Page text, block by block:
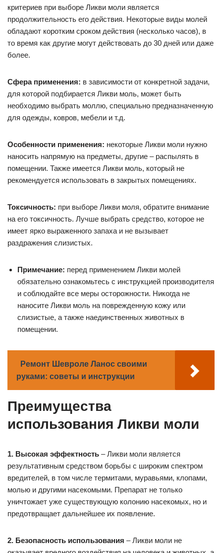
критериев при выборе Ликви моли является
продолжительность его действия. Некоторые виды молей
обладают коротким сроком действия (несколько часов), в
то время как другие могут действовать до 30 дней или даже
более.
Сфера применения: в зависимости от конкретной задачи,
для которой подбирается Ликви моль, может быть
необходимо выбрать моллю, специально предназначенную
для одежды, ковров, мебели и т.д.
Особенности применения: некоторые Ликви моли нужно
наносить напрямую на предметы, другие – распылять в
помещении. Также имеется Ликви моль, который не
рекомендуется использовать в закрытых помещениях.
Токсичность: при выборе Ликви моля, обратите внимание
на его токсичность. Лучше выбрать средство, которое не
имеет ярко выраженного запаха и не вызывает
раздражения слизистых.
Примечание: перед применением Ликви молей
обязательно ознакомьтесь с инструкцией производителя
и соблюдайте все меры осторожности. Никогда не
наносите Ликви моль на поврежденную кожу или
слизистые, а также наединственных животных в
помещении.
Ремонт Шевроле Ланос своими
руками: советы и инструкции
Преимущества
использования Ликви моли
1. Высокая эффектность – Ликви моли является
результативным средством борьбы с широким спектром
вредителей, в том числе термитами, муравьями, клопами,
молью и другими насекомыми. Препарат не только
уничтожает уже существующую колонию насекомых, но и
предотвращает дальнейшее их появление.
2. Безопасность использования – Ликви моли не